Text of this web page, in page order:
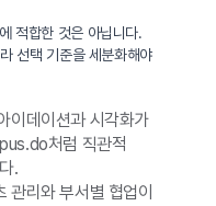
적합한 것은 아닙니다.
선택 기준을 세분화해야
이데이션과 시각화가
처럼 직관적
.
관리와 부서별 협업이